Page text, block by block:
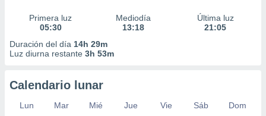
Primera luz
05:30
Mediodía
13:18
Última luz
21:05
Duración del día 14h 29m
Luz diurna restante 3h 53m
Calendario lunar
Lun Mar Mié Jue Vie Sáb
Dom